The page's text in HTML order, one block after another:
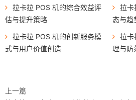
拉卡拉 POS 机的综合效益评
估与提升策略
拉卡
态与趋
拉卡拉 POS 机的创新服务模
式与用户价值创造
拉卡
理与防
上一篇